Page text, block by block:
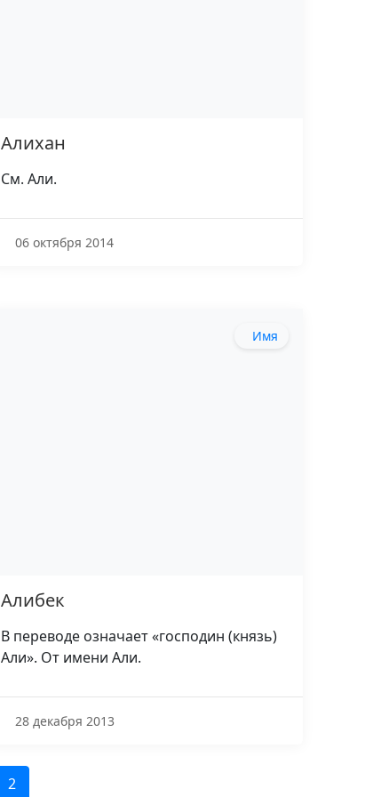
Алихан
См. Али.
06 октября 2014
Имя
Алибек
В переводе означает «господин (князь)
Али». От имени Али.
28 декабря 2013
2